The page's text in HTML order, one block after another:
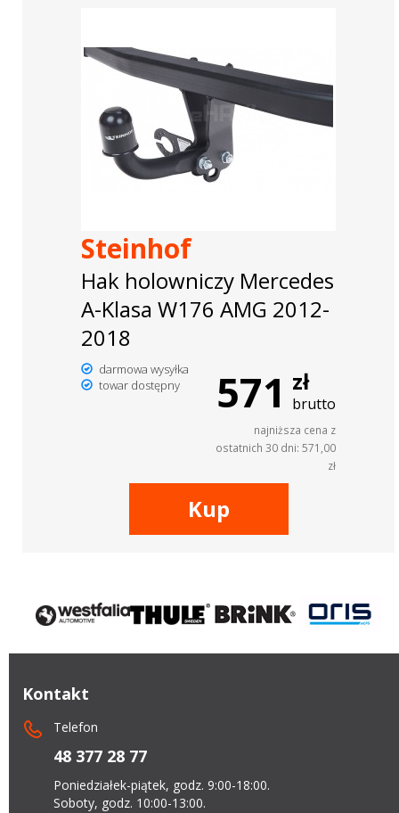
Steinhof
Hak holowniczy Mercedes
A-Klasa W176 AMG 2012-
2018
darmowa wysyłka
towar dostępny
571 zł
brutto
najniższa cena z
ostatnich 30 dni: 571,00
zł
Kup
Kontakt
Telefon
48 377 28 77
Poniedziałek-piątek, godz. 9:00-18:00.
Soboty, godz. 10:00-13:00.